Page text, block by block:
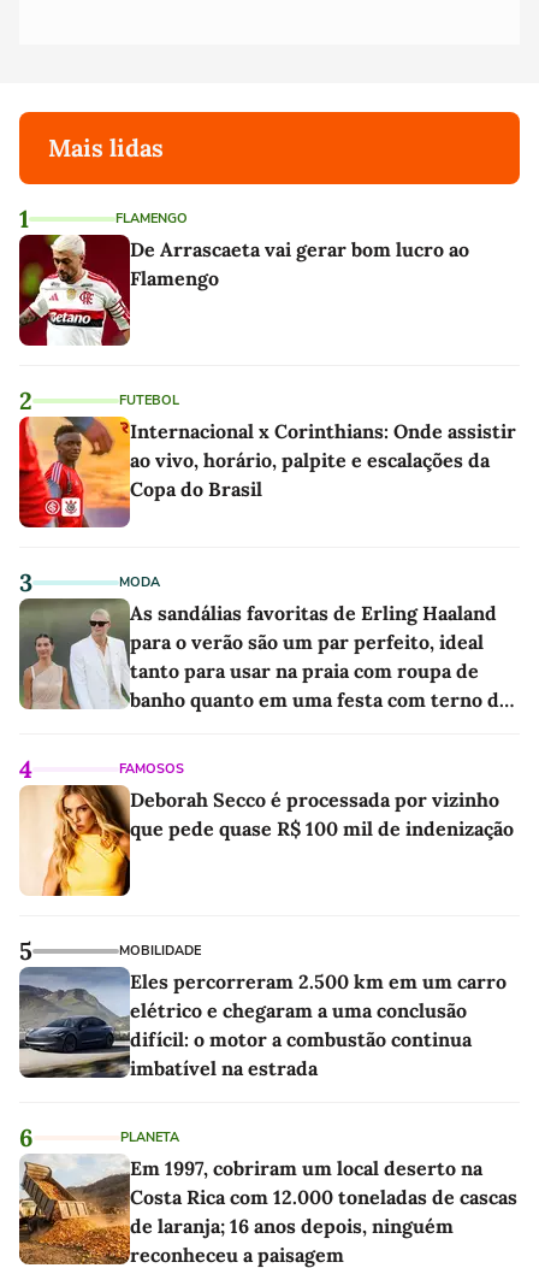
Mais lidas
1 FLAMENGO
De Arrascaeta vai gerar bom lucro ao
Flamengo
2 FUTEBOL
Internacional x Corinthians: Onde assistir
ao vivo, horário, palpite e escalações da
Copa do Brasil
3 MODA
As sandálias favoritas de Erling Haaland
para o verão são um par perfeito, ideal
tanto para usar na praia com roupa de
banho quanto em uma festa com terno de
4 FAMOSOS
Deborah Secco é processada por vizinho
que pede quase R$ 100 mil de indenização
5 MOBILIDADE
Eles percorreram 2.500 km em um carro
elétrico e chegaram a uma conclusão
difícil: o motor a combustão continua
imbatível na estrada
6 PLANETA
Em 1997, cobriram um local deserto na
Costa Rica com 12.000 toneladas de cascas
de laranja; 16 anos depois, ninguém
reconheceu a paisagem